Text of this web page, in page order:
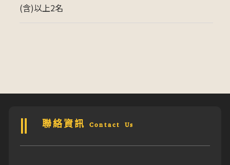
(含)以上2名
聯絡資訊 Contact Us